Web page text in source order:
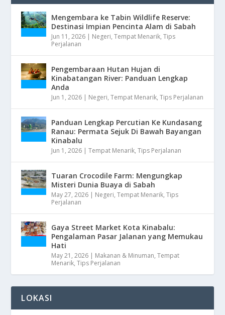
Mengembara ke Tabin Wildlife Reserve:
Destinasi Impian Pencinta Alam di Sabah
Jun 11, 2026 | Negeri,Tempat Menarik,Tips
Perjalanan
Pengembaraan Hutan Hujan di
Kinabatangan River: Panduan Lengkap
Anda
Jun 1, 2026 | Negeri,Tempat Menarik,Tips Perjalanan
Panduan Lengkap Percutian Ke Kundasang
Ranau: Permata Sejuk Di Bawah Bayangan
Kinabalu
Jun 1, 2026 |Tempat Menarik,Tips Perjalanan
Tuaran Crocodile Farm: Mengungkap
Misteri Dunia Buaya di Sabah
May 27, 2026 | Negeri,Tempat Menarik,Tips
Perjalanan
Gaya Street Market Kota Kinabalu:
Pengalaman Pasar Jalanan yang Memukau
Hati
May 21, 2026 | Makanan & Minuman,Tempat
Menarik,Tips Perjalanan
LOKASI